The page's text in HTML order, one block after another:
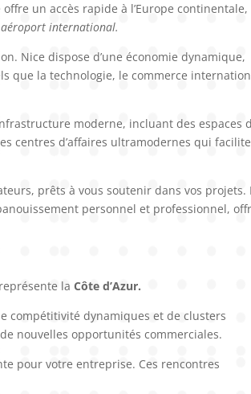
un accès rapide à l’Europe continentale,
aéroport international.
Nice dispose d’une économie dynamique,
que la technologie, le commerce
moderne, incluant des espaces
centres d’affaires ultramodernes qui
prêts à vous soutenir dans vos projets.
personnel et professionnel,
laCôte d’Azur.
compétitivité dynamiques et de clusters
nouvelles opportunités commerciales.
pour votre entreprise. Ces rencontres